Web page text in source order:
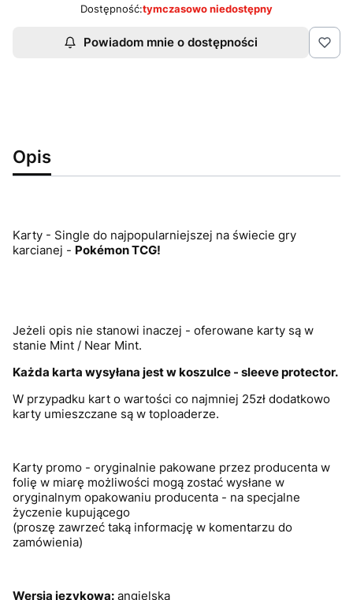
Dostępność:tymczasowo niedostępny
Powiadom mnie o dostępności
Opis
Karty - Single do najpopularniejszej na świecie gry
karcianej - PokémonTCG!
Jeżeli opis nie stanowi inaczej - oferowane karty są w
stanie Mint / Near Mint.
Każda karta wysyłana jest w koszulce - sleeve protector.
W przypadku kart o wartości co najmniej 25zł dodatkowo
karty umieszczane są w toploaderze.
Karty promo - oryginalnie pakowane przez producenta w
folię w miarę możliwości mogą zostać wysłane w
oryginalnym opakowaniu producenta - na specjalne
życzenie kupującego
(proszę zawrzeć taką informację w komentarzu do
zamówienia)
Wersja językowa: angielska